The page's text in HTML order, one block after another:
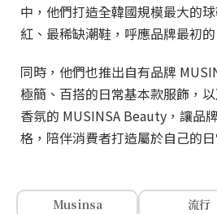
中，他們打造全韓國規模最大的
紅、最稀缺潮鞋，呼應品牌最初
同時，他們也推出自有品牌
極簡、百搭的日常基本款服飾，
香氛的 MUSINSA Beauty，讓品
格，陪伴消費者打造屬於自己的日
Musinsa
流行